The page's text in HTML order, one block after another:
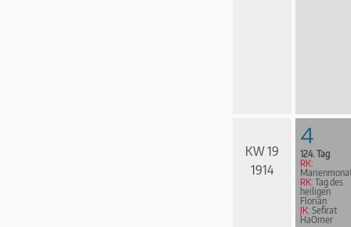
KW 19
1914
4
124. Tag
RK:
RK: Tag des
heiligen
Florian
JK: Sefirat
HaOmer